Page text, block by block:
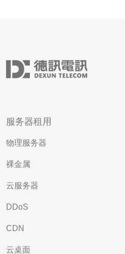
服务器租用
物理服务器
裸金属
云服务器
DDoS
CDN
云桌面